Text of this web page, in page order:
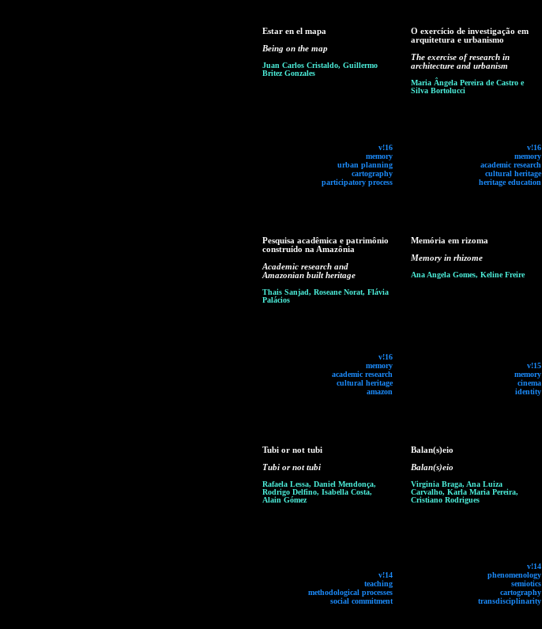
Estar en el mapa
Being on the map
Juan Carlos Cristaldo, Guillermo
Britez Gonzales
v!16
memory
urban planning
cartography
participatory process
O exercício de investigação em
arquitetura e urbanismo
The exercise of research in
architecture and urbanism
Maria Ângela Pereira de Castro e
Silva Bortolucci
v!16
memory
academic research
cultural heritage
heritage education
Pesquisa acadêmica e patrimônio
construído na Amazônia
Academic research and
Amazonian built heritage
Thais Sanjad, Roseane Norat, Flávia
Palácios
v!16
memory
academic research
cultural heritage
amazon
Memória em rizoma
Memory in rhizome
Ana Angela Gomes, Keline Freire
v!15
memory
cinema
identity
Tubi or not tubi
Tubi or not tubi
Rafaela Lessa, Daniel Mendonça,
Rodrigo Delfino, Isabella Costa,
Alain Gómez
v!14
teaching
methodological processes
social commitment
Balan(s)eio
Balan(s)eio
Virginia Braga, Ana Luiza
Carvalho, Karla Maria Pereira,
Cristiano Rodrigues
v!14
phenomenology
semiotics
cartography
transdisciplinarity